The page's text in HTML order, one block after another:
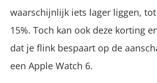
waarschijnlijk iets lager liggen,
15%. Toch kan ook deze korting
dat je flink bespaart op de
een Apple Watch 6.